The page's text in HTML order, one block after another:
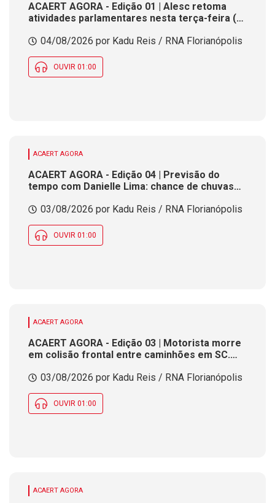
ACAERT AGORA - Edição 01 | Alesc retoma
atividades parlamentares nesta terça-feira (4)
maior competição de educação profissional do
em SC
04/08/2026 por Kadu Reis / RNA Florianópolis
OUVIR 01:00
ACAERT AGORA
ACAERT AGORA - Edição 04 | Previsão do
tempo com Danielle Lima: chance de chuvas
de SC03/08/2026 por Kadu Reis / RNA Florianópolis
OUVIR 01:00
ACAERT AGORA
ACAERT AGORA - Edição 03 | Motorista morre
em colisão frontal entre caminhões em SC.
bloqueio em rodovia federal em SC. Alesc
nesta segunda-feira (3)
03/08/2026 por Kadu Reis / RNA Florianópolis
OUVIR 01:00
ACAERT AGORA